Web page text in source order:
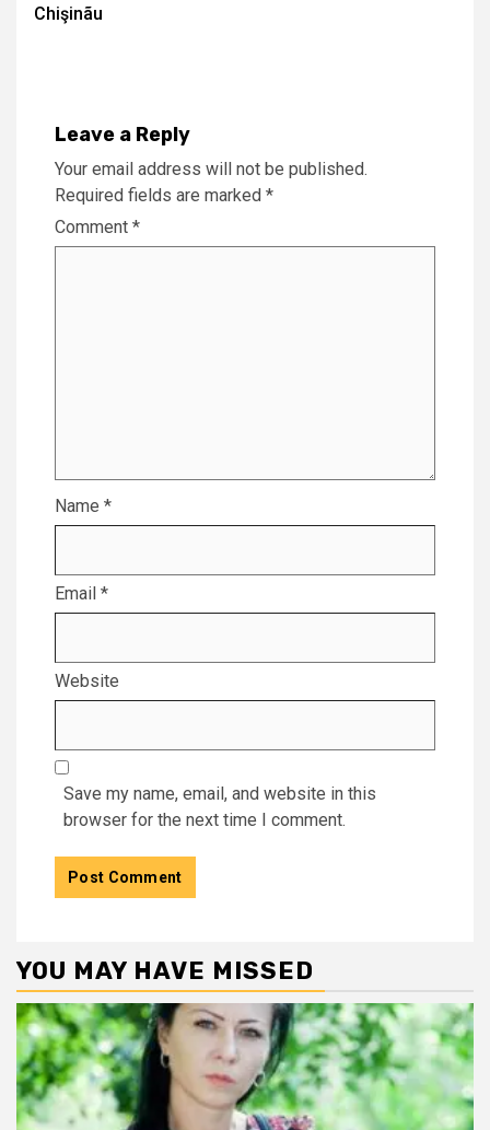
Chişinãu
Leave a Reply
Your email address will not be published.
Required fields are marked *
Comment *
Name *
Email *
Website
Save my name, email, and website in this
browser for the next time I comment.
YOU MAY HAVE MISSED